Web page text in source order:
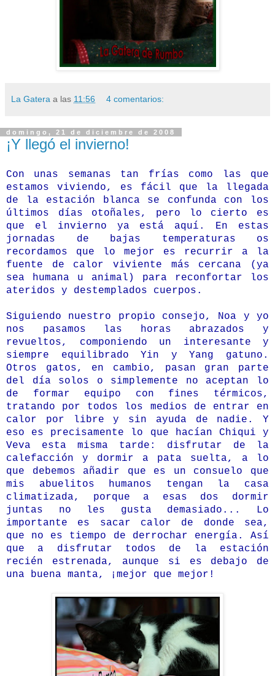
La Gatera a las 11:56 4 comentarios:
domingo, 21 de diciembre de 2008
¡Y llegó el invierno!
Con unas semanas tan frías como las que
estamos viviendo, es fácil que la llegada
de la estación blanca se confunda con los
últimos días otoñales, pero lo cierto es
que el invierno ya está aquí. En estas
jornadas de bajas temperaturas os
recordamos que lo mejor es recurrir a la
fuente de calor viviente más cercana (ya
sea humana u animal) para reconfortar los
ateridos y destemplados cuerpos.
Siguiendo nuestro propio consejo, Noa y yo
nos pasamos las horas abrazados y
revueltos, componiendo un interesante y
siempre equilibrado Yin y Yang gatuno.
Otros gatos, en cambio, pasan gran parte
del día solos o simplemente no aceptan lo
de formar equipo con fines térmicos,
tratando por todos los medios de entrar en
calor por libre y sin ayuda de nadie. Y
eso es precisamente lo que hacían Chiqui y
Veva esta misma tarde: disfrutar de la
calefacción y dormir a pata suelta, a lo
que debemos añadir que es un consuelo que
mis abuelitos humanos tengan la casa
climatizada, porque a esas dos dormir
juntas no les gusta demasiado... Lo
importante es sacar calor de donde sea,
que no es tiempo de derrochar energía. Así
que a disfrutar todos de la estación
recién estrenada, aunque si es debajo de
una buena manta, ¡mejor que mejor!